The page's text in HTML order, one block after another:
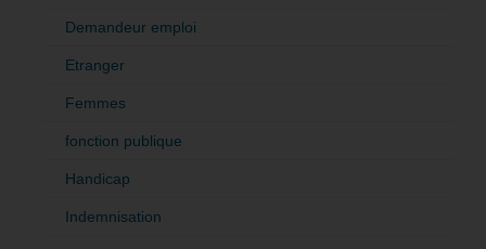
Demandeur emploi
Etranger
Femmes
fonction publique
Handicap
Indemnisation